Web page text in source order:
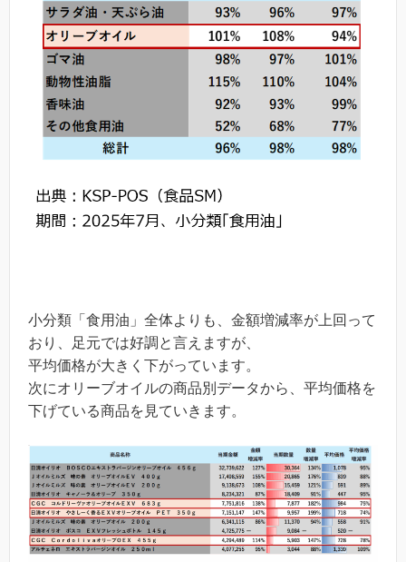
小分類「食用油」全体よりも、金額増減率が上回って
おり、足元では好調と言えますが、
平均価格が大きく下がっています。
次にオリーブオイルの商品別データから、平均価格を
下げている商品を見ていきます。